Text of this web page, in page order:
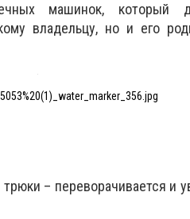
машинок, который
владельцу, но и его
– переворачивается и